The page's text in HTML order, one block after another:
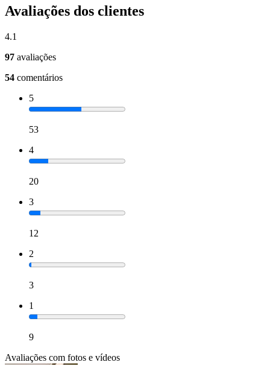
Avaliações dos clientes
4.1
97 avaliações
54 comentários
5
53
4
20
3
12
2
3
1
9
Avaliações com fotos e vídeos